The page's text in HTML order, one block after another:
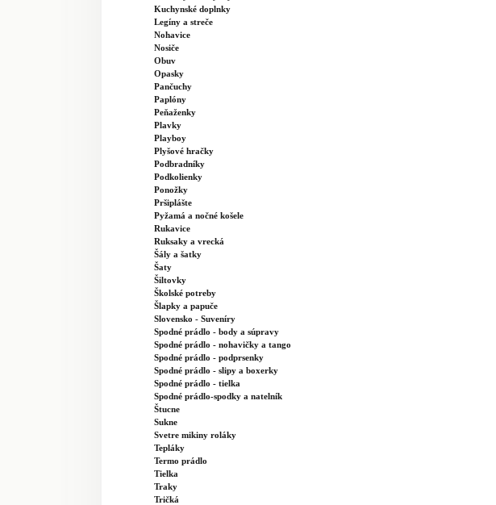
Kuchynské doplnky
Legíny a streče
Nohavice
Nosiče
Obuv
Opasky
Pančuchy
Paplóny
Peňaženky
Plavky
Playboy
Plyšové hračky
Podbradníky
Podkolienky
Ponožky
Pršiplášte
Pyžamá a nočné košele
Rukavice
Ruksaky a vrecká
Šály a šatky
Šaty
Šiltovky
Školské potreby
Šlapky a papuče
Slovensko - Suveníry
Spodné prádlo - body a súpravy
Spodné prádlo - nohavičky a tango
Spodné prádlo - podprsenky
Spodné prádlo - slipy a boxerky
Spodné prádlo - tielka
Spodné prádlo-spodky a natelník
Štucne
Sukne
Svetre mikiny roláky
Tepláky
Termo prádlo
Tielka
Traky
Tričká